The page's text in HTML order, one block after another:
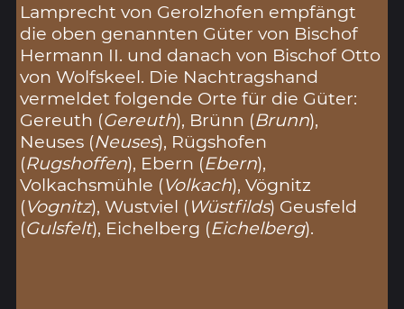
Lamprecht von Gerolzhofen empfängt
die oben genannten Güter von Bischof
Hermann II. und danach von Bischof Otto
von Wolfskeel. Die Nachtragshand
vermeldet folgende Orte für die Güter:
Gereuth (Gereuth), Brünn (Brunn),
Neuses (Neuses), Rügshofen
(Rugshoffen), Ebern (Ebern),
Volkachsmühle (Volkach), Vögnitz
(Vognitz), Wustviel (Wüstfilds) Geusfeld
(Gulsfelt), Eichelberg (Eichelberg).